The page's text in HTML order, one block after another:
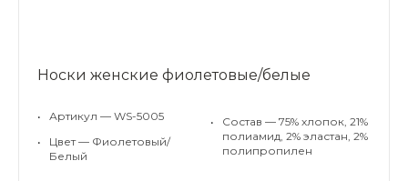
Носки женские фиолетовые/белые
•
Артикул — WS-5005
•
Цвет — Фиолетовый/
Белый
•
Состав — 75% хлопок, 21%
полиамид, 2% эластан, 2%
полипропилен